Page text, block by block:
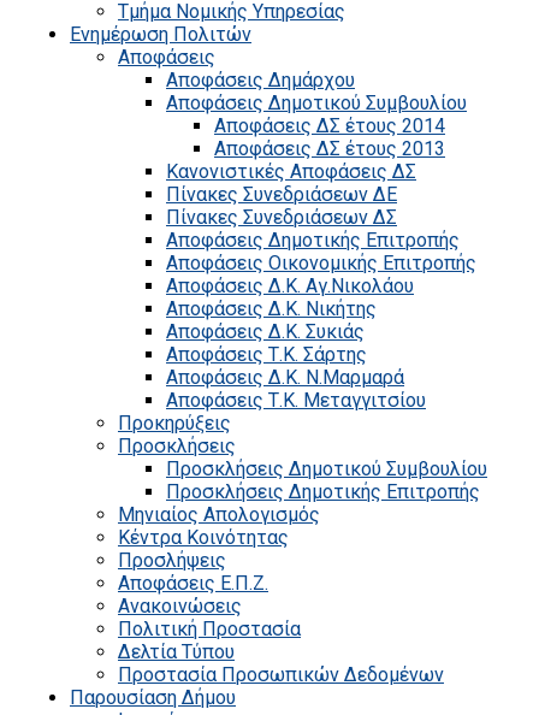
Τμήμα Νομικής Υπηρεσίας
Ενημέρωση Πολιτών
Αποφάσεις
Αποφάσεις Δημάρχου
Αποφάσεις Δημοτικού Συμβουλίου
Αποφάσεις ΔΣ έτους 2014
Αποφάσεις ΔΣ έτους 2013
Κανονιστικές Αποφάσεις ΔΣ
Πίνακες Συνεδριάσεων ΔΕ
Πίνακες Συνεδριάσεων ΔΣ
Αποφάσεις Δημοτικής Επιτροπής
Αποφάσεις Οικονομικής Επιτροπής
Αποφάσεις Δ.Κ. Αγ.Νικολάου
Αποφάσεις Δ.Κ. Νικήτης
Αποφάσεις Δ.Κ. Συκιάς
Αποφάσεις Τ.Κ. Σάρτης
Αποφάσεις Δ.Κ. Ν.Μαρμαρά
Αποφάσεις Τ.Κ. Μεταγγιτσίου
Προκηρύξεις
Προσκλήσεις
Προσκλήσεις Δημοτικού Συμβουλίου
Προσκλήσεις Δημοτικής Επιτροπής
Μηνιαίος Απολογισμός
Κέντρα Κοινότητας
Προσλήψεις
Αποφάσεις Ε.Π.Ζ.
Ανακοινώσεις
Πολιτική Προστασία
Δελτία Τύπου
Προστασία Προσωπικών Δεδομένων
Παρουσίαση Δήμου